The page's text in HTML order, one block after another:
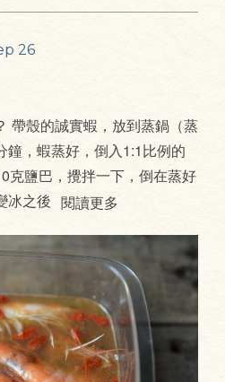
26
帶殼的誠實蝦，放到蒸鍋（蒸
鐘，蝦蒸好，倒入1:1比例的
克鹽巴，攪拌一下，倒在蒸好
冰之後 閱讀更多